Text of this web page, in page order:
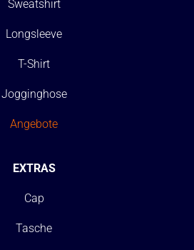
Sweatshirt
Longsleeve
T-Shirt
Jogginghose
Angebote
EXTRAS
Cap
Tasche